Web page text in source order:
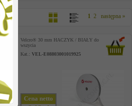
1 2 następna »
Velcro® 30 mm HACZYK / BIAŁY do
wszycia
Kat.: VEL-E08803001019925
Cena netto